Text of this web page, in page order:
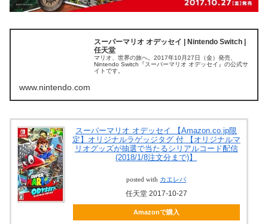
スーパーマリオ オデッセイ | Nintendo Switch |
任天堂
マリオ、世界の旅へ。2017年10月27日（金）発売、
Nintendo Switch『スーパーマリオ オデッセイ』の公式サ
イトです。
www.nintendo.com
スーパーマリオ オデッセイ 【Amazon.co.jp限
定】オリジナルラゲッジタグ 付 【オリジナルマ
リオグッズが抽選で当たるシリアルコード配信
(2018/1/8注文分まで)】
posted with カエレバ
任天堂 2017-10-27
Amazonで購入